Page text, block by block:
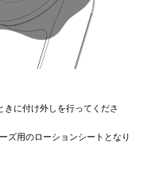
に付け外しを行ってくださ
ズ用のローションシートとなり